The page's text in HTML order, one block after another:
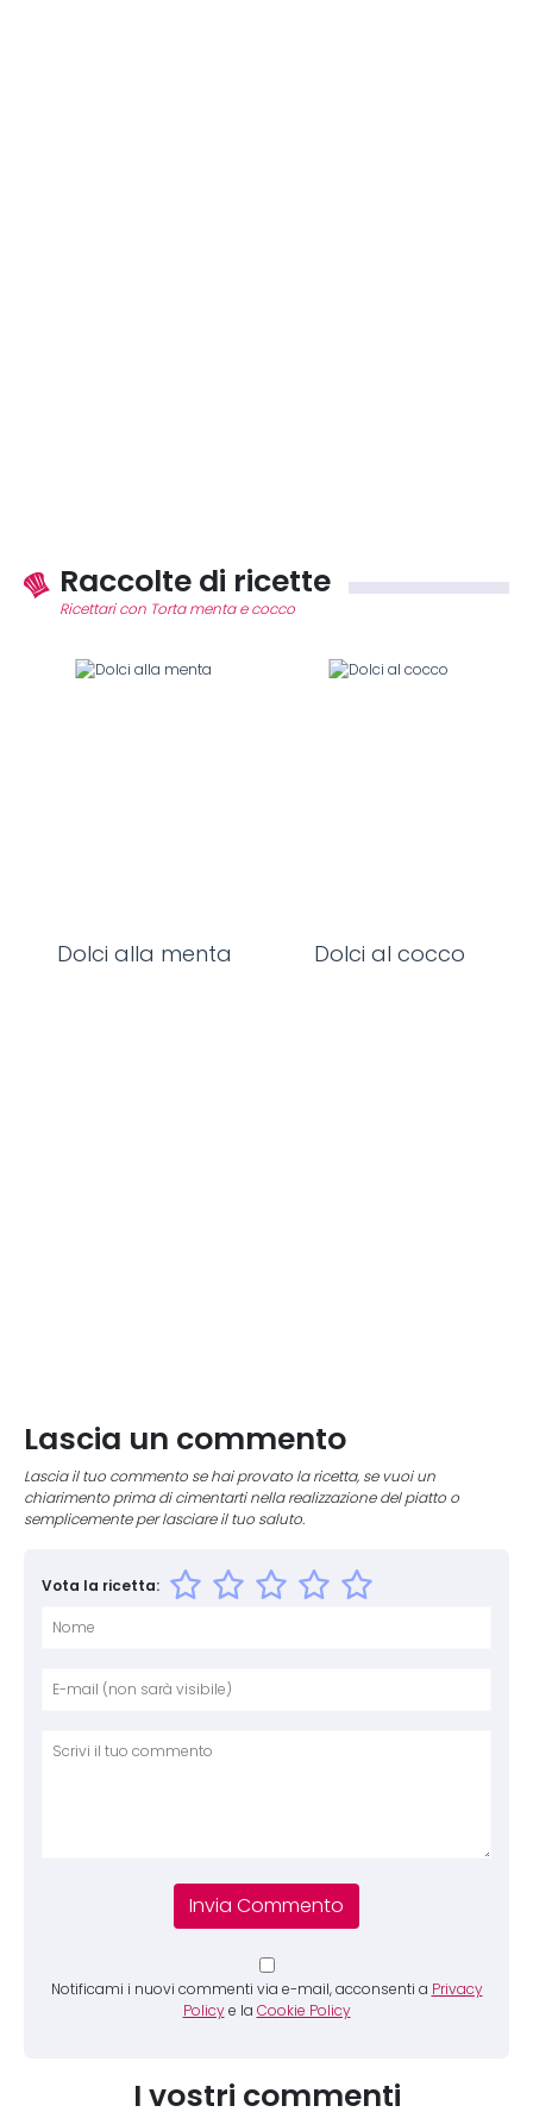
Raccolte di ricette
Ricettari con Torta menta e cocco
Dolci alla menta Dolci al cocco
Lascia un commento
Lascia il tuo commento se hai provato la ricetta, se vuoi un
chiarimento prima di cimentarti nella realizzazione del piatto o
semplicemente per lasciare il tuo saluto.
Vota la ricetta:
Notificami i nuovi commenti via e-mail, acconsenti a Privacy
Policy e la Cookie Policy
I vostri commenti